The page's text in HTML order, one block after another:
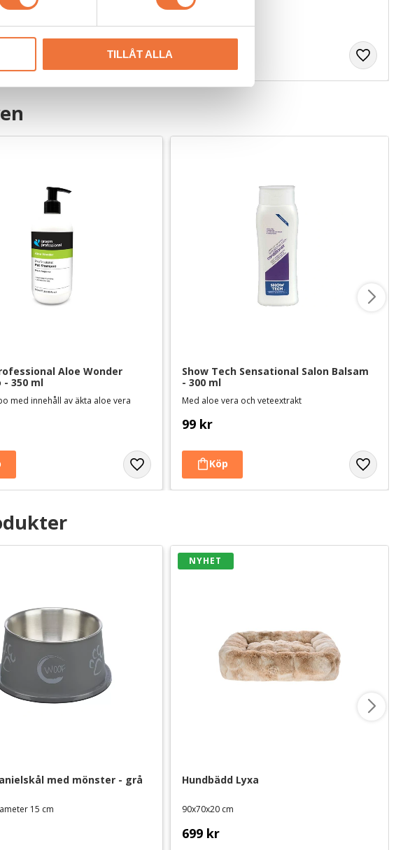
TILLÅT ALLA
559
Aloe Wonder
- 350 ml
med innehåll av äkta aloe vera
Show Tech Sensational Salon Balsam
- 300 ml
Med aloe vera och veteextrakt
99 kr
med mönster - grå
15 cm
Hundbädd Lyxa
90x70x20 cm
699 kr
NYHET